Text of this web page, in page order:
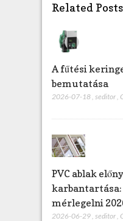
Related Posts
A fűtési
bemutatása
2026-07-18, seditor,
PVC ablak
mérlegelni
2026-06-29 seditor